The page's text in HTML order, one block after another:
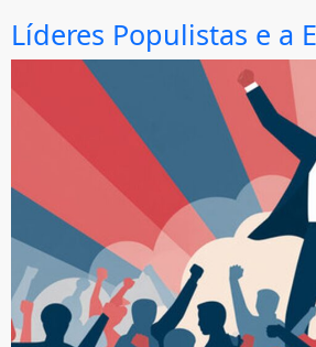
Líderes Populistas e a